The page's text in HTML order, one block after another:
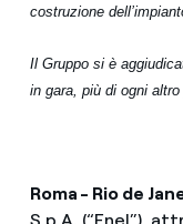
costruzione
Il Gruppo si è
in gara, più di ogni
Roma - Rio de